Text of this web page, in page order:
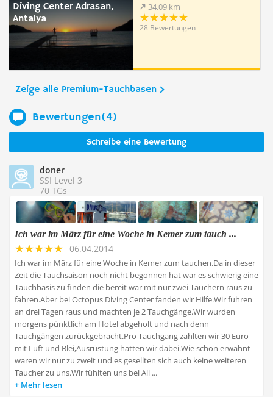
Diving Center Adrasan,
Antalya
34.09 km
28 Bewertungen
Zeige alle Premium-Tauchbasen
Bewertungen(4)
Schreibe eine Bewertung
doner
SSI Level 3
70 TGs
Ich war im März für eine Woche in Kemer zum tauch ...
06.04.2014
Ich war im März für eine Woche in Kemer zum tauchen.Da in dieser
Zeit die Tauchsaison noch nicht begonnen hat war es schwierig eine
Tauchbasis zu finden die bereit war mit nur zwei Tauchern raus zu
fahren.Aber bei Octopus Diving Center fanden wir Hilfe.Wir fuhren
an drei Tagen raus und machten je 2 Tauchgänge.Wir wurden
morgens pünktlich am Hotel abgeholt und nach denn
Tauchgängen zurückgebracht.Pro Tauchgang zahlten wir 30 Euro
mit Luft und Blei,Ausrüstung hatten wir dabei.Wie schon erwähnt
waren wir nur zu zweit und es gesellten sich auch keine weiteren
Taucher zu uns.Wir fühlten uns bei Ali ...
Mehr lesen